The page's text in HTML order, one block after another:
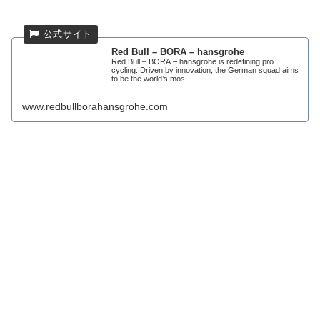
Red Bull – BORA – hansgrohe
Red Bull – BORA – hansgrohe is redefining pro
cycling. Driven by innovation, the German squad aims
to be the world’s mos...
www.redbullborahansgrohe.com